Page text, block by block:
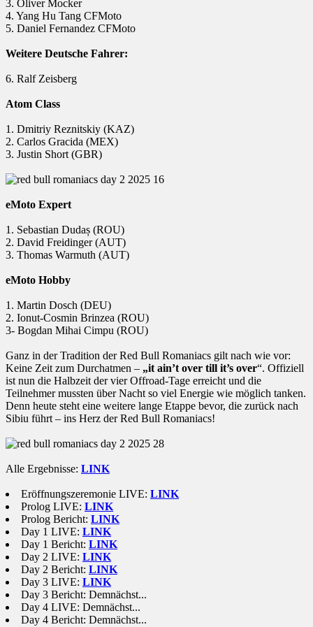
3. Oliver Mocker
4. Yang Hu Tang CFMoto
5. Daniel Fernandez CFMoto
Weitere Deutsche Fahrer:
6. Ralf Zeisberg
Atom Class
1. Dmitriy Reznitskiy (KAZ)
2. Carlos Gracida (MEX)
3. Justin Short (GBR)
eMoto Expert
1. Sebastian Dudaș (ROU)
2. David Freidinger (AUT)
3. Thomas Warmuth (AUT)
eMoto Hobby
1. Martin Dosch (DEU)
2. Ionut-Cosmin Brinzea (ROU)
3- Bogdan Mihai Cimpu (ROU)
Ganz in der Tradition der Red Bull Romaniacs gilt nach wie vor:
Keine Zeit zum Durchatmen – „it ain’t over till it’s over“. Offiziell
ist nun die Halbzeit der vier Offroad-Tage erreicht und die
Teilnehmer mussten über Nacht so viel Energie wie möglich tanken.
Denn heute steht eine weitere lange Etappe bevor, die zurück nach
Sibiu führt – ins Herz der Red Bull Romaniacs!
Alle Ergebnisse: LINK
Eröffnungszeremonie LIVE: LINK
Prolog LIVE: LINK
Prolog Bericht: LINK
Day 1 LIVE: LINK
Day 1 Bericht: LINK
Day 2 LIVE: LINK
Day 2 Bericht: LINK
Day 3 LIVE: LINK
Day 3 Bericht: Demnächst...
Day 4 LIVE: Demnächst...
Day 4 Bericht: Demnächst...